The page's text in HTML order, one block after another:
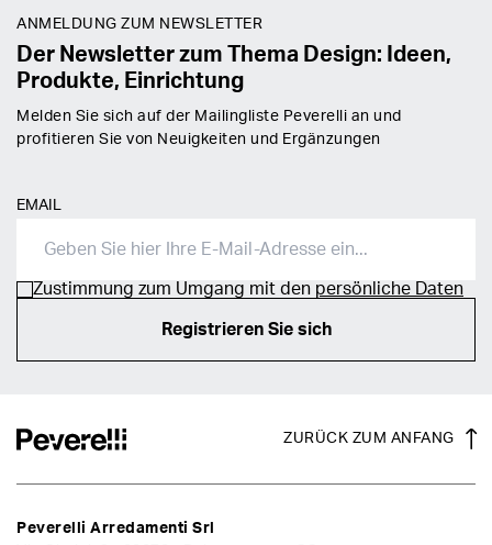
ANMELDUNG ZUM NEWSLETTER
Der Newsletter zum Thema Design: Ideen,
Produkte, Einrichtung
Melden Sie sich auf der Mailingliste Peverelli an und
profitieren Sie von Neuigkeiten und Ergänzungen
EMAIL
Zustimmung zum Umgang mit den persönliche Daten
Registrieren Sie sich
ZURÜCK ZUM ANFANG
Peverelli Arredamenti Srl